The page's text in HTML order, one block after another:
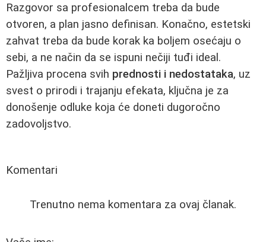
Razgovor sa profesionalcem treba da bude
otvoren, a plan jasno definisan. Konačno, estetski
zahvat treba da bude korak ka boljem osećaju o
sebi, a ne način da se ispuni nečiji tuđi ideal.
Pažljiva procena svih prednosti i nedostataka, uz
svest o prirodi i trajanju efekata, ključna je za
donošenje odluke koja će doneti dugoročno
zadovoljstvo.
Komentari
Trenutno nema komentara za ovaj članak.